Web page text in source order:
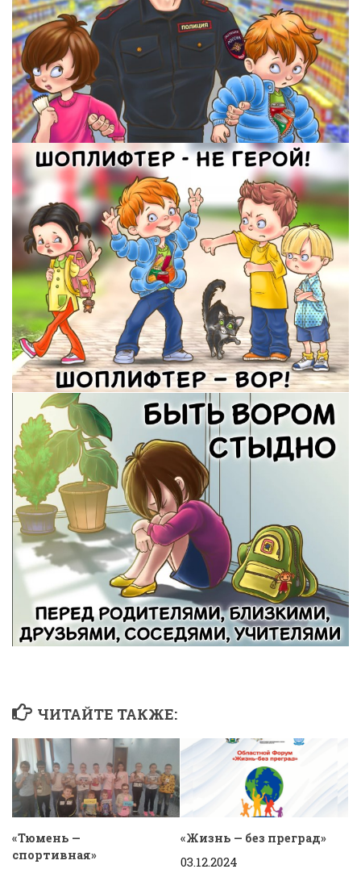
ЧИТАЙТЕ ТАКЖЕ:
«Тюмень —
спортивная»
«Жизнь — без преград»
03.12.2024